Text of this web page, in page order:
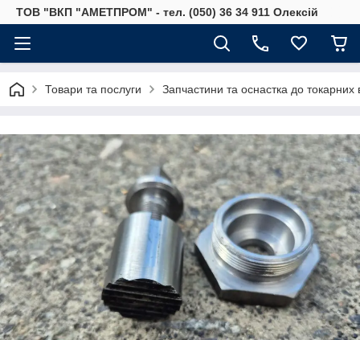
ТОВ "ВКП "АМЕТПРОМ" - тел. (050) 36 34 911 Олексій
Товари та послуги Запчастини та оснастка до токарних